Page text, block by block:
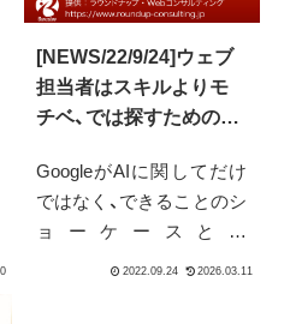
[NEWS/22/9/24]ウェブ
担当者はスキルよりモ
チベ、では探すためのコ
GoogleがAIに関してだけ
ではなく、できることのシ
ョーケースとし
て、"Experience With